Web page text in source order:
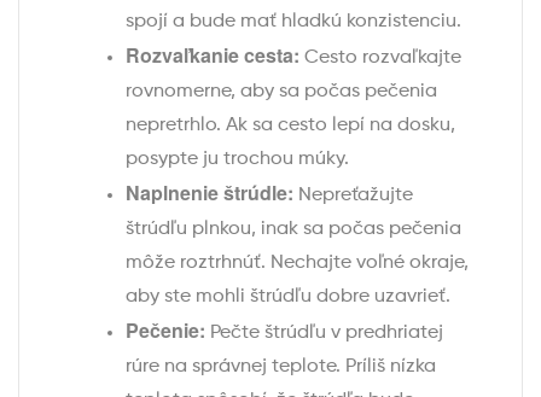
spojí a bude mať hladkú konzistenciu.
Rozvaľkanie cesta: Cesto rozvaľkajte
rovnomerne, aby sa počas pečenia
nepretrhlo. Ak sa cesto lepí na dosku,
posypte ju trochou múky.
Naplnenie štrúdle: Nepreťažujte
štrúdľu plnkou, inak sa počas pečenia
môže roztrhnúť. Nechajte voľné okraje,
aby ste mohli štrúdľu dobre uzavrieť.
Pečenie: Pečte štrúdľu v predhriatej
rúre na správnej teplote. Príliš nízka